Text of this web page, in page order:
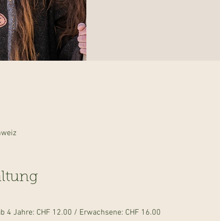
Jahre: CHF 12.00 / Erwachsene: CHF 16.00